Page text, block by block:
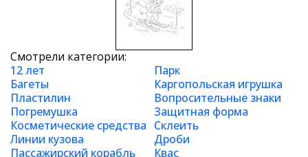
Смотрели категории:
12 лет
Парк
Багеты
Каргопольская игрушка
Пластилин
Вопросительные знаки
Погремушка
Защитная форма
Косметические средства Склеить
Линии кузова
Дроби
Пассажирский корабль
Квас